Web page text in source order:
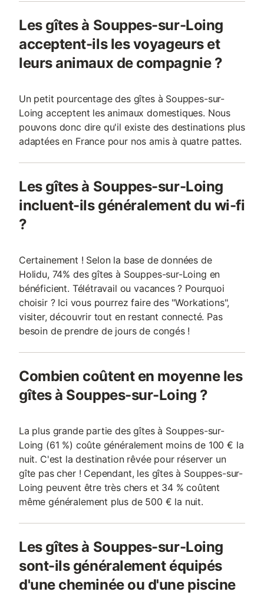
Les gîtes à Souppes-sur-Loing
acceptent-ils les voyageurs et
leurs animaux de compagnie ?
Un petit pourcentage des gîtes à Souppes-sur-
Loing acceptent les animaux domestiques. Nous
pouvons donc dire qu'il existe des destinations plus
adaptées en France pour nos amis à quatre pattes.
Les gîtes à Souppes-sur-Loing
incluent-ils généralement du wi-fi
?
Certainement ! Selon la base de données de
Holidu, 74% des gîtes à Souppes-sur-Loing en
bénéficient. Télétravail ou vacances ? Pourquoi
choisir ? Ici vous pourrez faire des "Workations",
visiter, découvrir tout en restant connecté. Pas
besoin de prendre de jours de congés !
Combien coûtent en moyenne les
gîtes à Souppes-sur-Loing ?
La plus grande partie des gîtes à Souppes-sur-
Loing (61 %) coûte généralement moins de 100 € la
nuit. C'est la destination rêvée pour réserver un
gîte pas cher ! Cependant, les gîtes à Souppes-sur-
Loing peuvent être très chers et 34 % coûtent
même généralement plus de 500 € la nuit.
Les gîtes à Souppes-sur-Loing
sont-ils généralement équipés
d'une cheminée ou d'une piscine